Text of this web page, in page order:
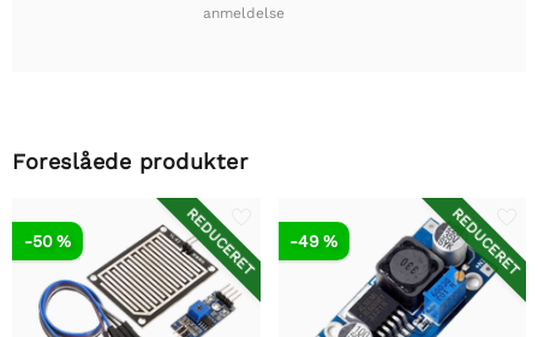
anmeldelse
Foreslåede produkter
REDUCERET
-50 % REDUCERET
-49 %